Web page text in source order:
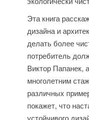
Эта книга
дизайна и
делать более
потребитель
Виктор Папанек,
многолетним
различных
покажет, что
устойчивого